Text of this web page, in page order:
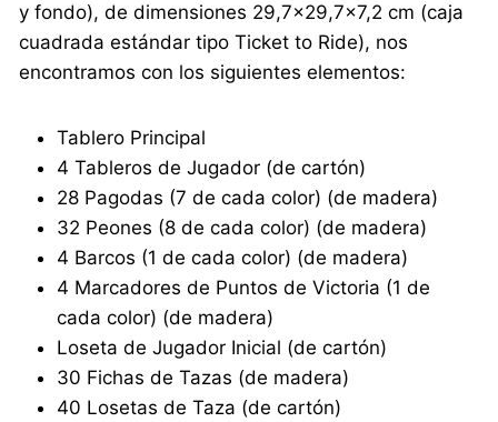
y fondo), de dimensiones 29,7×29,7×7,2 cm (caja
cuadrada estándar tipo Ticket to Ride), nos
encontramos con los siguientes elementos:
Tablero Principal
4 Tableros de Jugador (de cartón)
28 Pagodas (7 de cada color) (de madera)
32 Peones (8 de cada color) (de madera)
4 Barcos (1 de cada color) (de madera)
4 Marcadores de Puntos de Victoria (1 de
cada color) (de madera)
Loseta de Jugador Inicial (de cartón)
30 Fichas de Tazas (de madera)
40 Losetas de Taza (de cartón)